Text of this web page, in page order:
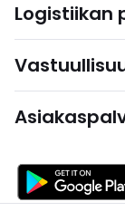
Logistiikan